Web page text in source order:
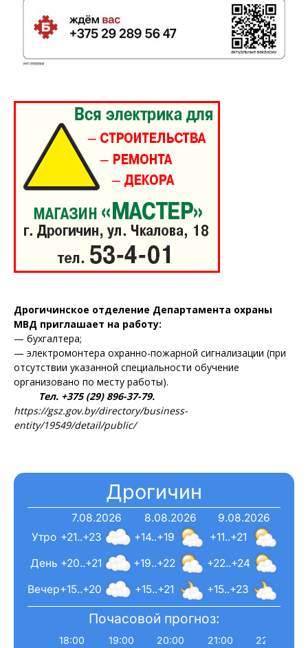
Газета
"Драгічынскі Веснік"
ПОДПИСАТЬСЯ
Редакция "ДВ"
Контакты
Дрогичинское отделение Департамента охраны
МВД приглашает на работу:
— бухгалтера;
— электромонтера охранно-пожарной сигнализации (при
отсутствии указанной специальности обучение
организовано по месту работы).
Тел. +375 (29) 896-37-79.
https://gsz.gov.by/directory/business-
entity/19549/detail/public/
Дрогичин
7.08.2026
+21..+23
+20..+21
+15..+20
8.08.2026
+14..+19
+19..+22
+15..+21
9.08.2026
+11..+21
+22..+24
+15..+23
Вечер
День
Утро
Почасовой прогноз:
18:00 19:00 20:00 21:00 22:00